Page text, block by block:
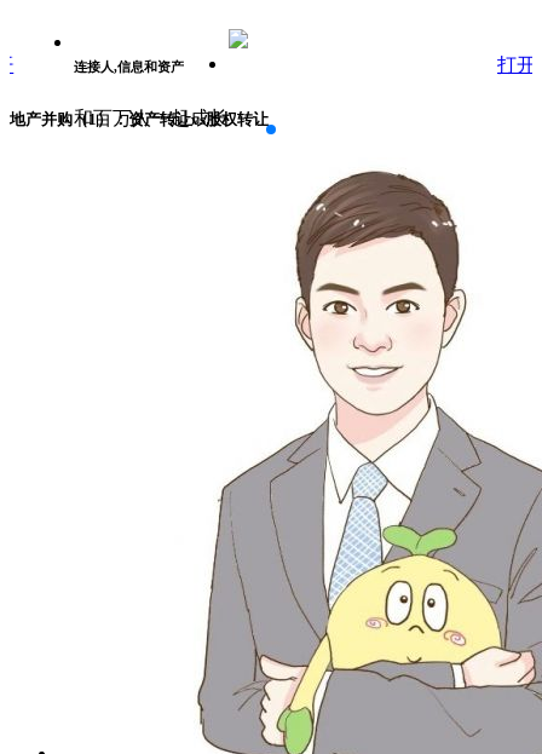
连接人,信息和资产
和百万人一起成长
打开
地产并购（1）：资产转让vs股权转让